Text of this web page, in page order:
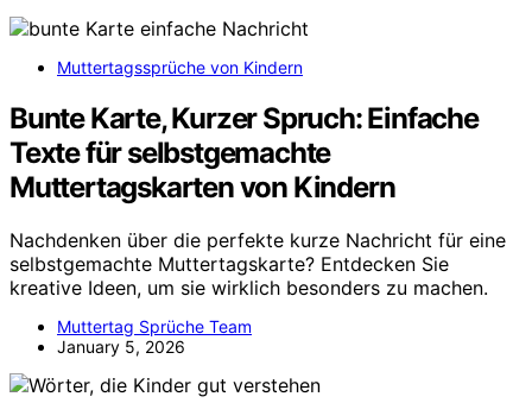
Muttertagssprüche von Kindern
Bunte Karte, Kurzer Spruch: Einfache
Texte für selbstgemachte
Muttertagskarten von Kindern
Nachdenken über die perfekte kurze Nachricht für eine
selbstgemachte Muttertagskarte? Entdecken Sie
kreative Ideen, um sie wirklich besonders zu machen.
Muttertag Sprüche Team
January 5, 2026